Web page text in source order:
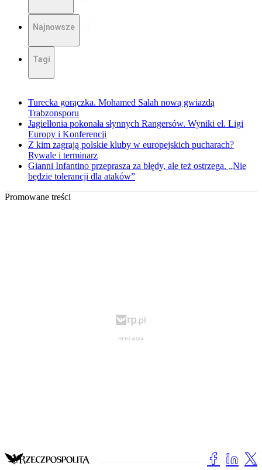
Najnowsze
Tagi
Turecka gorączka. Mohamed Salah nową gwiazdą
Trabzonsporu
Jagiellonia pokonała słynnych Rangersów. Wyniki el. Ligi
Europy i Konferencji
Z kim zagrają polskie kluby w europejskich pucharach?
Rywale i terminarz
Gianni Infantino przeprasza za błędy, ale też ostrzega. „Nie
będzie tolerancji dla ataków”
Promowane treści